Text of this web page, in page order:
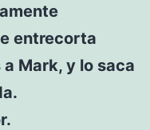
entrecorta
Mark, y lo saca